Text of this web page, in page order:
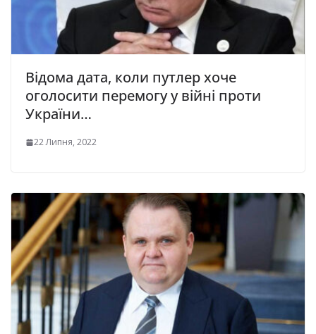
Відома дата, коли путлер хоче
оголосити перемогу у війні проти
України…
22 Липня, 2022